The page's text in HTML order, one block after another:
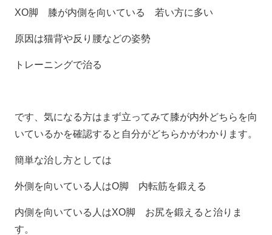
XO脚 膝が内側を向いている 若い方に多い
原因は猫背や反り腰などの姿勢
トレーニングで治る
です、気になる方はまず立ってみて膝が内外どちらを向
いているかを確認すると自分がどちらかがわかります。
簡単な治し方としては
外側を向いている人はO脚 内転筋を鍛える
内側を向いている人はXO脚 お尻を鍛えると治りま
す。